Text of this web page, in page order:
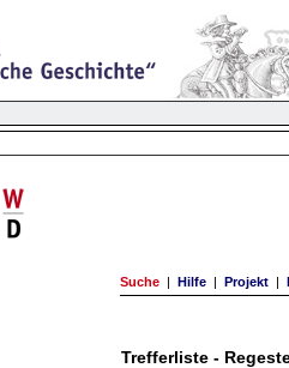
Suche | Hilfe | Projekt |
Trefferliste -